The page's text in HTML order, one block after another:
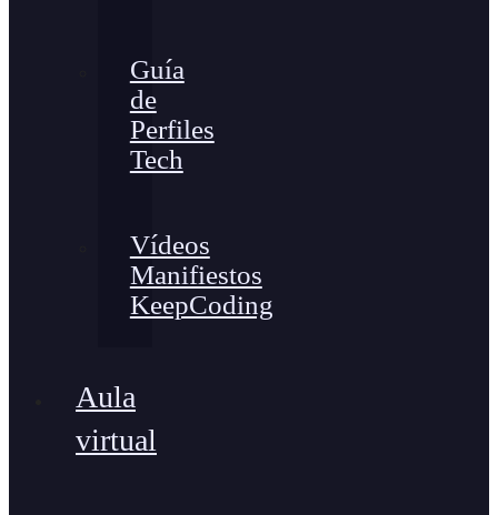
Guía
de
Perfiles
Tech
Vídeos
Manifiestos
KeepCoding
Aula
virtual